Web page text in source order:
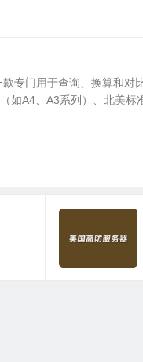
专门用于查询、换算和对
如A4、A3系列）、北美